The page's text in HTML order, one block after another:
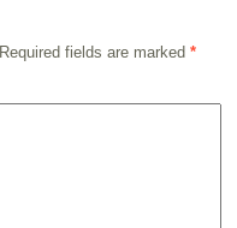
Required fields are marked *